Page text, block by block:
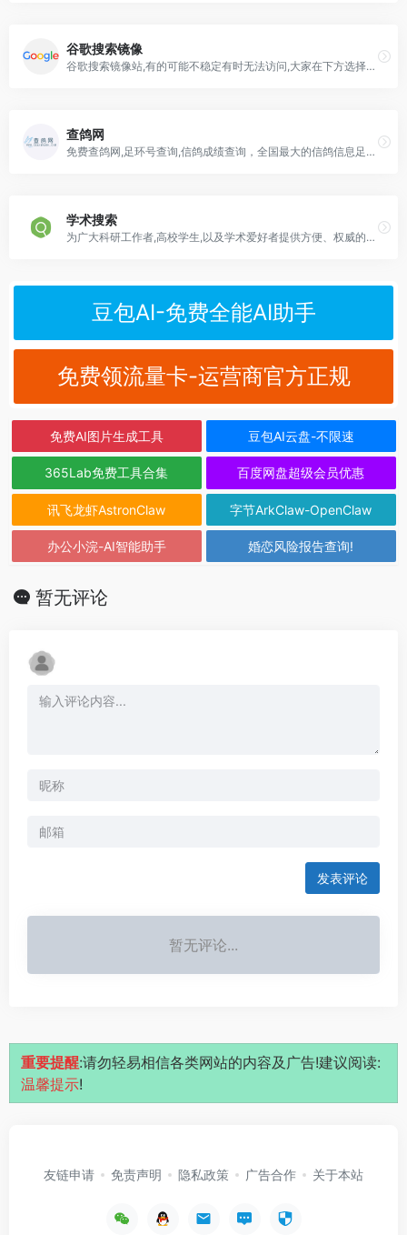
谷歌搜索镜像
谷歌搜索镜像站,有的可能不稳定有时无法访问,大家在下方选择可用的访问即可。提示回车是换行的需要鼠标点击搜索按钮。
查鸽网
免费查鸽网,足环号查询,信鸽成绩查询，全国最大的信鸽信息足环号查询网站
学术搜索
为广大科研工作者,高校学生,以及学术爱好者提供方便、权威的学术搜索入口
豆包AI-免费全能AI助手
免费领流量卡-运营商官方正规
免费AI图片生成工具 豆包AI云盘-不限速
365Lab免费工具合集 百度网盘超级会员优惠
讯飞龙虾AstronClaw 字节ArkClaw-OpenClaw
办公小浣-AI智能助手 婚恋风险报告查询!
暂无评论
发表评论
暂无评论...
重要提醒:请勿轻易相信各类网站的内容及广告!建议阅读:
温馨提示!
友链申请 免责声明 隐私政策 广告合作 关于本站